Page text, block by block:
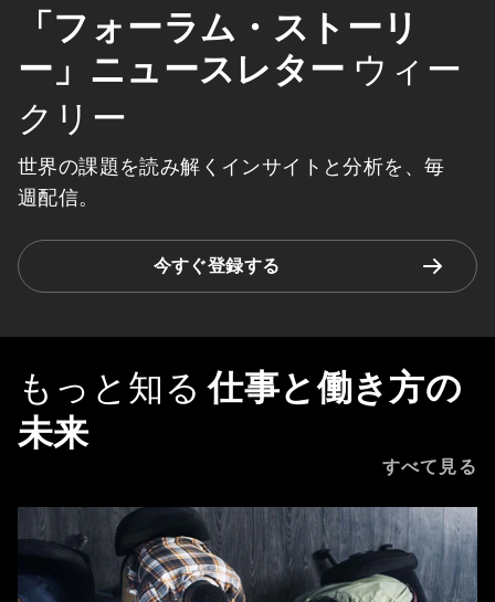
「フォーラム・ストーリ
ー」ニュースレター ウィー
クリー
世界の課題を読み解くインサイトと分析を、毎
週配信。
今すぐ登録する
もっと知る 仕事と働き方の
未来
すべて見る